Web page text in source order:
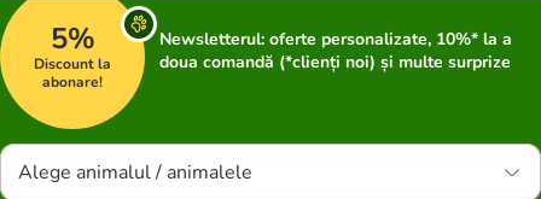
5%
Discount la
abonare!
Newsletterul: oferte personalizate, 10%* la a
doua comandă (*clienți noi) și multe surprize
Alege animalul / animalele